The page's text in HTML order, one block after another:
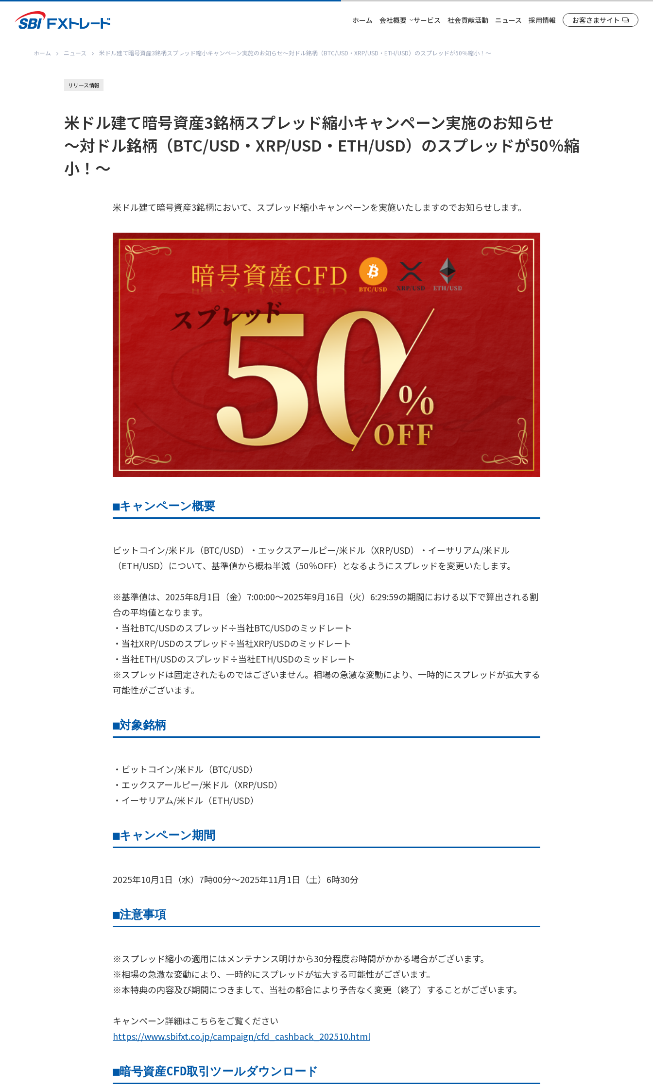
ホーム 会社概要 サービス 社会貢献活動 ニュース 採用情報 お客さまサイト
ホーム ニュース 米ドル建て暗号資産3銘柄スプレッド縮小キャンペーン実施のお知らせ～対ドル銘柄（BTC/USD・XRP/USD・ETH/USD）のスプレッドが50％縮小！～
リリース情報
米ドル建て暗号資産3銘柄スプレッド縮小キャンペーン実施のお知らせ
～対ドル銘柄（BTC/USD・XRP/USD・ETH/USD）のスプレッドが50％縮
小！～
米ドル建て暗号資産3銘柄において、スプレッド縮小キャンペーンを実施いたしますのでお知らせします。
■キャンペーン概要
ビットコイン/米ドル（BTC/USD）・エックスアールピー/米ドル（XRP/USD）・イーサリアム/米ドル
（ETH/USD）について、基準値から概ね半減（50％OFF）となるようにスプレッドを変更いたします。
※基準値は、2025年8月1日（金）7:00:00～2025年9月16日（火）6:29:59の期間における以下で算出される割
合の平均値となります。
・当社BTC/USDのスプレッド÷当社BTC/USDのミッドレート
・当社XRP/USDのスプレッド÷当社XRP/USDのミッドレート
・当社ETH/USDのスプレッド÷当社ETH/USDのミッドレート
※スプレッドは固定されたものではございません。相場の急激な変動により、一時的にスプレッドが拡大する
可能性がございます。
■対象銘柄
・ビットコイン/米ドル（BTC/USD）
・エックスアールピー/米ドル（XRP/USD）
・イーサリアム/米ドル（ETH/USD）
■キャンペーン期間
2025年10月1日（水）7時00分～2025年11月1日（土）6時30分
■注意事項
※スプレッド縮小の適用にはメンテナンス明けから30分程度お時間がかかる場合がございます。
※相場の急激な変動により、一時的にスプレッドが拡大する可能性がございます。
※本特典の内容及び期間につきまして、当社の都合により予告なく変更（終了）することがございます。
キャンペーン詳細はこちらをご覧ください
https://www.sbifxt.co.jp/campaign/cfd_cashback_202510.html
■暗号資産CFD取引ツールダウンロード